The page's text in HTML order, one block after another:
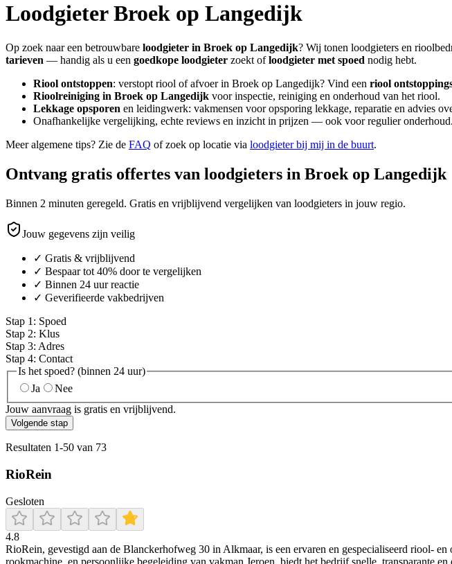
LoodgieterBroek op Langedijk
Op zoek naar een betrouwbare loodgieter in Broek op Langedijk? Wij tonen loodgieters en
tarieven — handig als u een goedkope loodgieter zoekt ofloodgieter met spoed nodig hebt.
Riool ontstoppen: verstopt riool of afvoer in Broek op Langedijk? Vind een riool
Rioolreiniging in Broek op Langedijk voor inspectie, reiniging en onderhoud van het riool.
Lekkage opsporen en leidingwerk: vakmensen voor opsporing lekkage, reparatie en advies
Onafhankelijke vergelijking, echte reviews en inzicht in prijzen — ook voor regulier onderhoud.
Meer algemene tips? Zie de FAQ of zoek op locatie via loodgieter bij mij in de buurt.
Ontvang gratis offertes van loodgieters in Broek op Langedijk
Binnen 2 minuten geregeld. Gratis en vrijblijvend vergelijken van loodgieters in jouw regio.
Jouw gegevens zijn veilig
✓ Gratis & vrijblijvend
✓ Bespaar tot 40% door te vergelijken
✓ Binnen 24 uur reactie
✓ Geverifieerde vakbedrijven
Stap 1 : Spoed
Stap 2: Klus
Stap 3: Adres
Stap 4: Contact
Is het spoed? (binnen 24 uur)
Ja
Nee
Jouw aanvraag is gratis en vrijblijvend.
Volgende stap
Resultaten 1-50 van 73
RioRein
Gesloten
4.8
RioRein, gevestigd aan de Blanckerhofweg 30 in Alkmaar, is een ervaren en gespecialiseerd riool-
rookmachine, en persoonlijke begeleiding van vakman Jeroen, biedt het bedrijf snelle, transparante